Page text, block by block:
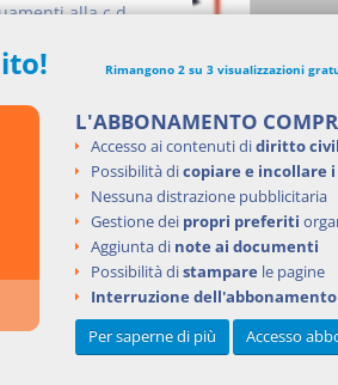
alla c.d.
Rimangono 2 su 3 visualizzazioni
L'ABBONAMENTO
Accesso ai contenuti didiritto
Possibilità dicopiare e incollare
Nessuna distrazione pubblicitaria
Gestione dei propri preferiti
Aggiunta di note ai documenti
Possibilità distampare le pagine
Interruzione dell'abbonamento
Per saperne di più
Accesso